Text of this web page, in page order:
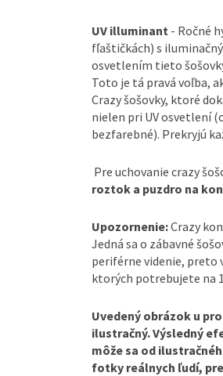
UV illuminant - Ročné
fľaštičkách) s
osvetlením tieto
Toto je tá pravá voľba,
Crazy šošovky, ktoré
nielen pri UV osvetlení
bezfarebné). Prekryjú
Pre uchovanie crazy
roztok a puzdro na
Upozornenie:Crazy
Jedná sa o zábavné
periférne videnie, preto
ktorých potrebujete na
Uvedený obrázok u
ilustračný. Výsledný
môže sa od
fotky reálnych ľudí,